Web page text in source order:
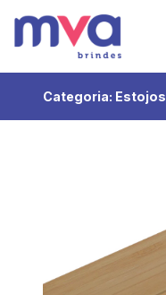
Categoria: Estojos